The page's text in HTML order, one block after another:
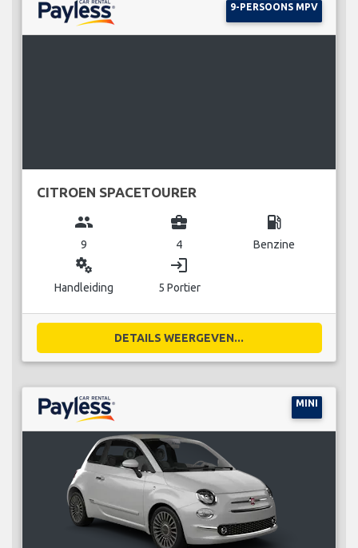
9-PERSOONS MPV
CITROEN SPACETOURER
group
9
business_center
4
local_gas_station
Benzine
miscellaneous_services
Handleiding
login
5 Portier
DETAILS WEERGEVEN...
MINI